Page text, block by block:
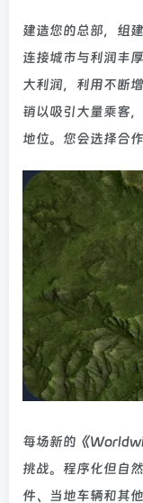
建造您的总部，组
连接城市与利润丰
大利润，利用不断
销以吸引大量乘客
地位。您会选择合
每场新的《
挑战。程序化但自
件、当地车辆和其